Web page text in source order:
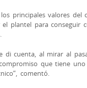
principales valores
plantel para conseguir
di cuenta, al mirar al
que tiene
comentó.